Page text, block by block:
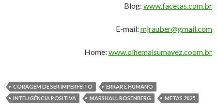
Blog: www.facetas.com.br
E-mail: mjrauber@gmail.com
Home: www.olhemaisumavez.coom.br
CORAGEM DE SER IMPERFEITO
ERRAR É HUMANO
INTELIGÊNCIA POSITIVA
MARSHALL ROSENBERG METAS 2025